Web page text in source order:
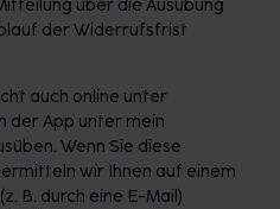
über die Ausübung
der Widerrufsfrist
auch online unter
der App unter mein
Wenn Sie diese
wir Ihnen auf einem
B. durch eine E-Mail)